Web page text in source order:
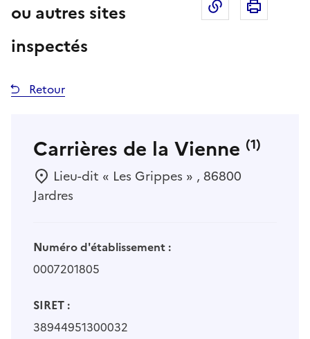
ou autres sites
inspectés
Copier dans
Retour
Carrières de la Vienne (1)
Lieu-dit « Les Grippes » , 86800
Jardres
Numéro d'établissement :
0007201805
SIRET :
38944951300032